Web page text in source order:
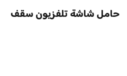
حامل شاشة تلفزيون سقف